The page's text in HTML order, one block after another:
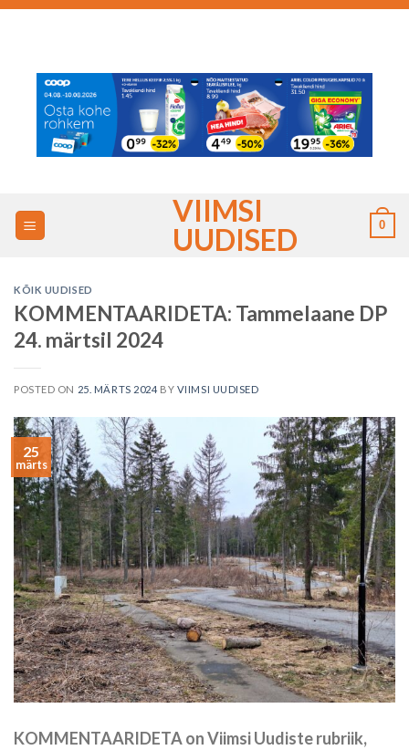
Skip
VIIMSI
UUDISED
0
KÕIK UUDISED
KOMMENTAARIDETA: Tammelaane DP
24. märtsil 2024
POSTED ON 25. MÄRTS 2024 BY VIIMSI UUDISED
25
märts
KOMMENTAARIDETA on Viimsi Uudiste rubriik,